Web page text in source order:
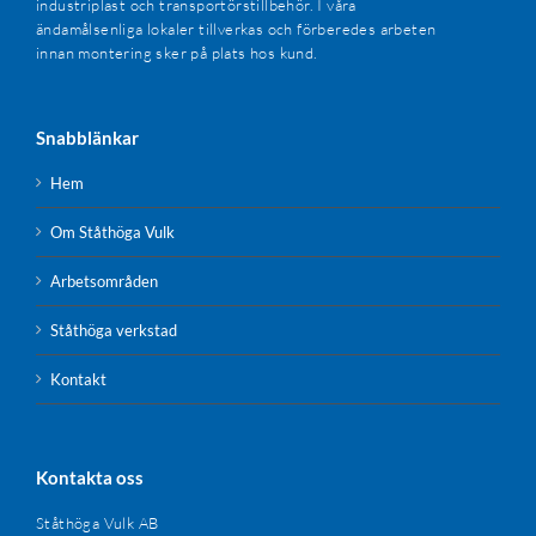
industriplast och transportörstillbehör. I våra
ändamålsenliga lokaler tillverkas och förberedes arbeten
innan montering sker på plats hos kund.
Snabblänkar
Hem
Om Ståthöga Vulk
Arbetsområden
Ståthöga verkstad
Kontakt
Kontakta oss
Ståthöga Vulk AB